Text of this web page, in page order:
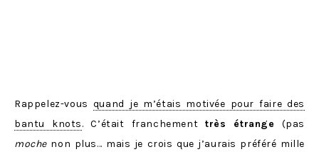
Rappelez-vous quand je m’étais motivée pour faire des
bantu knots. C’était franchementtrès étrange (pas
moche non plus… mais je crois que j’aurais préféré mille